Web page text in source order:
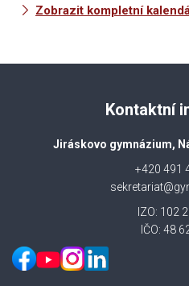
Zobrazit kompletní
Kontaktní
Jiráskovo gymnázium,
+420 491
IZO: 102
IČO: 48